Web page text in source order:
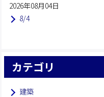
2026年08月04日
8/4
カテゴリ
建築